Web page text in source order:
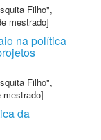
Filho",
mestrado]
na política
Filho",
mestrado]
da